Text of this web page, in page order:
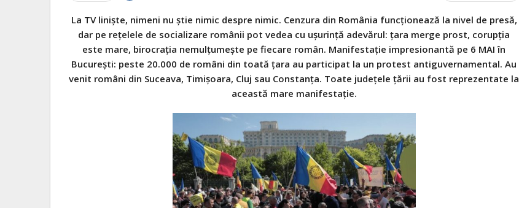
La TV liniște, nimeni nu știe nimic despre nimic. Cenzura din România funcționează la nivel de presă,
dar pe rețelele de socializare românii pot vedea cu ușurință adevărul: țara merge prost, corupția
este mare, birocrația nemulțumește pe fiecare român. Manifestație impresionantă pe 6 MAI în
București: peste 20.000 de români din toată țara au participat la un protest antiguvernamental. Au
venit români din Suceava, Timișoara, Cluj sau Constanța. Toate județele țării au fost reprezentate la
această mare manifestație.